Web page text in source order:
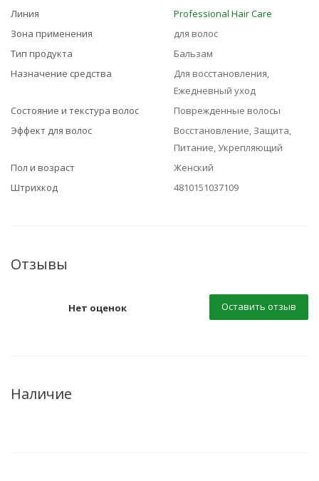
Линия
Professional Hair Care
Зона применения
для волос
Тип продукта
Бальзам
Назначение средства
Для восстановления,
Ежедневный уход
Состояние и текстура волос
Поврежденные волосы
Эффект для волос
Восстановление, Защита,
Питание, Укрепляющий
Пол и возраст
Женский
Штрихкод
4810151037109
Отзывы
Нет оценок Оставить отзыв
Наличие